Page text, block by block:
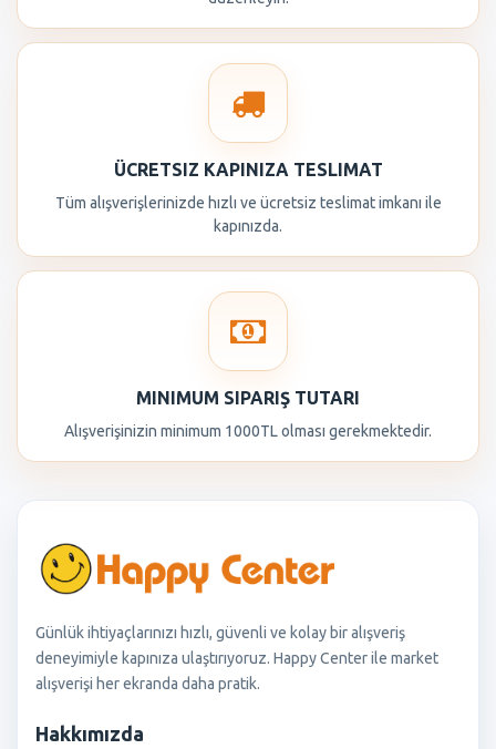
ÜCRETSIZ KAPINIZA TESLIMAT
Tüm alışverişlerinizde hızlı ve ücretsiz teslimat imkanı ile
kapınızda.
MINIMUM SIPARIŞ TUTARI
Alışverişinizin minimum 1000TL olması gerekmektedir.
Günlük ihtiyaçlarınızı hızlı, güvenli ve kolay bir alışveriş
deneyimiyle kapınıza ulaştırıyoruz. Happy Center ile market
alışverişi her ekranda daha pratik.
Hakkımızda